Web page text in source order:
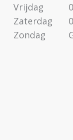
Vrijdag
Zaterdag
Zondag